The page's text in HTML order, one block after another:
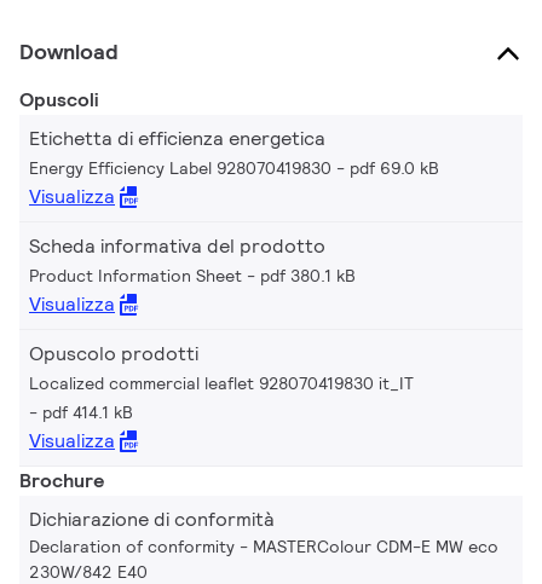
Download
Opuscoli
Etichetta di efficienza energetica
Energy Efficiency Label 928070419830 pdf 69.0 kB
Visualizza
Scheda informativa del prodotto
Product Information Sheet pdf 380.1 kB
Visualizza
Opuscolo prodotti
Localized commercial leaflet 928070419830 it_IT
pdf 414.1 kB
Visualizza
Brochure
Dichiarazione di conformità
Declaration of conformity - MASTERColour CDM-E MW eco
230W/842 E40